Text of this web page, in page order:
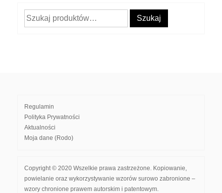
Szukaj: Szukaj
Regulamin
Polityka Prywatności
Aktualności
Moja dane (Rodo)
Copyright © 2020 Wszelkie prawa zastrzeżone. Kopiowanie,
powielanie oraz wykorzystywanie wzorów surowo zabronione –
wzory chronione prawem autorskim i patentowym.